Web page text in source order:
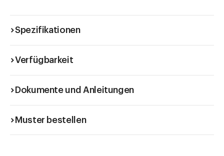
Spezifikationen
Verfügbarkeit
Dokumente und Anleitungen
Muster bestellen